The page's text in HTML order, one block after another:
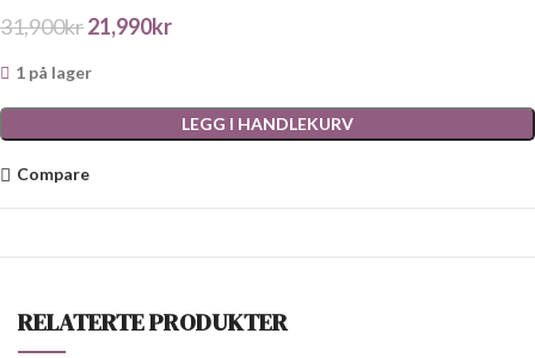
31,900kr21,990kr
1 på lager
LEGG I HANDLEKURV
Compare
RELATERTE PRODUKTER